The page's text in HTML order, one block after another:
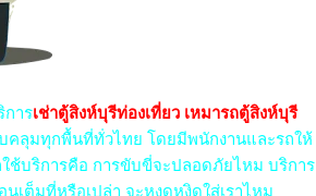
การเช่าตู้สิงห์บุรีท่องเที่ยว เหมารถตู้สิงห์บุรี
คลุมทุกพื้นที่ทั่วไทย โดยมีพนักงานและรถให้
ช้บริการคือ การขับขี่จะปลอดภัยไหม บริการ
เต็มที่หรือเปล่า จะหงุดหงิดใส่เราไหม